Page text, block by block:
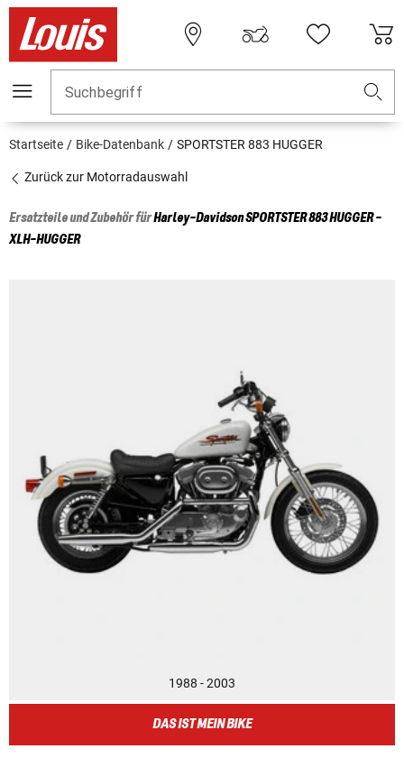
Suchbegriff
Startseite Bike-Datenbank SPORTSTER 883 HUGGER
Zurück zur Motorradauswahl
Ersatzteile und Zubehör fürHarley-DavidsonSPORTSTER 883 HUGGER -
XLH-HUGGER
1988 - 2003
DAS IST MEIN BIKE